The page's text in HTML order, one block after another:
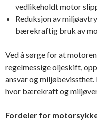
vedlikeholdt motor
Reduksjon av
bærekraftig bruk av
Ved å sørge for at
regelmessige oljeskift,
ansvar og
hvor bærekraft og
Fordeler for